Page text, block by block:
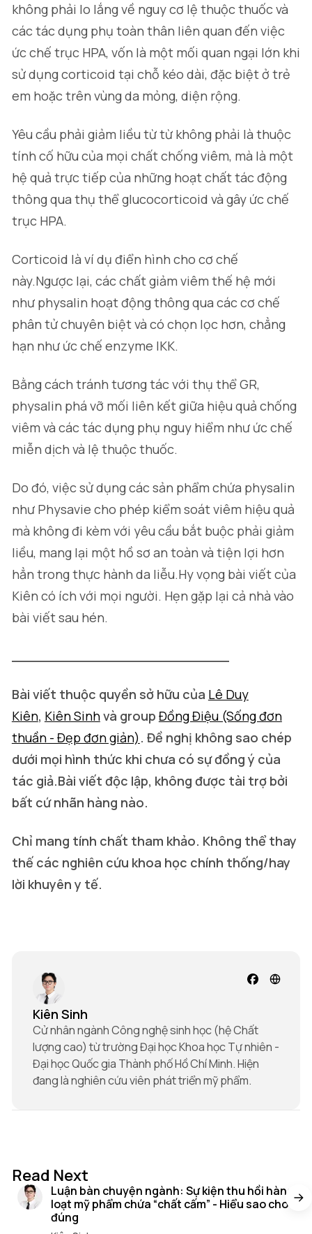
không phải lo lắng về nguy cơ lệ thuộc thuốc và
các tác dụng phụ toàn thân liên quan đến việc
ức chế trục HPA, vốn là một mối quan ngại lớn khi
sử dụng corticoid tại chỗ kéo dài, đặc biệt ở trẻ
em hoặc trên vùng da mỏng, diện rộng.
Yêu cầu phải giảm liều từ từ không phải là thuộc
tính cố hữu của mọi chất chống viêm, mà là một
hệ quả trực tiếp của những hoạt chất tác động
thông qua thụ thể glucocorticoid và gây ức chế
trục HPA.
Corticoid là ví dụ điển hình cho cơ chế
này.Ngược lại, các chất giảm viêm thế hệ mới
như physalin hoạt động thông qua các cơ chế
phân tử chuyên biệt và có chọn lọc hơn, chẳng
hạn như ức chế enzyme IKK.
Bằng cách tránh tương tác với thụ thể GR,
physalin phá vỡ mối liên kết giữa hiệu quả chống
viêm và các tác dụng phụ nguy hiểm như ức chế
miễn dịch và lệ thuộc thuốc.
Do đó, việc sử dụng các sản phẩm chứa physalin
như Physavie cho phép kiểm soát viêm hiệu quả
mà không đi kèm với yêu cầu bắt buộc phải giảm
liều, mang lại một hồ sơ an toàn và tiện lợi hơn
hẳn trong thực hành da liễu.Hy vọng bài viết của
Kiên có ích với mọi người. Hẹn gặp lại cả nhà vào
bài viết sau hén.
Bài viết thuộc quyền sở hữu của Lê Duy
Kiên, Kiên Sinhvà group Đồng Điệu (Sống đơn
thuần - Đẹp đơn giản) . Đề nghị không sao chép
dưới mọi hình thức khi chưa có sự đồng ý của
tác giả.Bài viết độc lập, không được tài trợ bởi
bất cứ nhãn hàng nào.
Chỉ mang tính chất tham khảo. Không thể thay
thế các nghiên cứu khoa học chính thống/hay
lời khuyên y tế.
Kiên Sinh
Cử nhân ngành Công nghệ sinh học (hệ Chất
lượng cao) từ trường Đại học Khoa học Tự nhiên -
Đại học Quốc gia Thành phố Hồ Chí Minh. Hiện
đang là nghiên cứu viên phát triển mỹ phẩm.
Read Next
Luận bàn chuyện ngành: Sự kiện thu hồi hàng
loạt mỹ phẩm chứa “chất cấm” - Hiểu sao cho
đúng